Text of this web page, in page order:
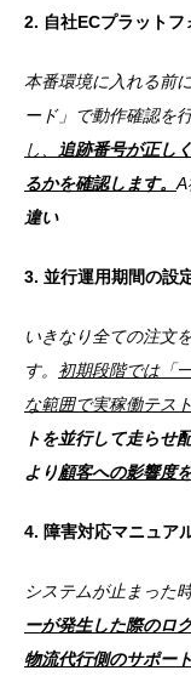
2. 自社ECプラットフ
本番環境に入れる前
ード」で動作確認を
し、 追跡番号が正し
るかを確認します。A
違い
3. 並行運用期間の設
いきなり全ての注文
す。 初期段階では「
な範囲で実稼働テス
トを並行して走らせ
より顧客への影響度
4. 障害対応マニュア
システムが止まった
ーが発生した際のロ
物流代行側のサポー